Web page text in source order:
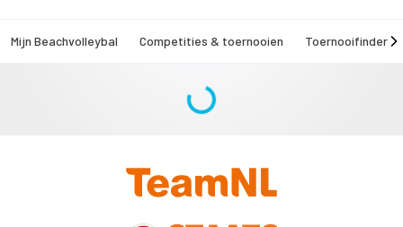
Mijn Beachvolleybal Competities & toernooien Toernooifinder